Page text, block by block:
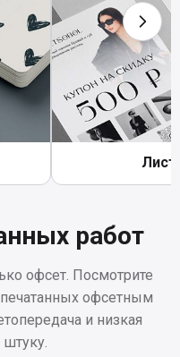
СДЭК)
выдачи по
отправки в
— публичный
работ
офсет. Посмотрите
офсетным
и низкая
штуку.